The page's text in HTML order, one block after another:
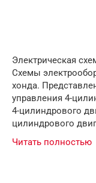
Электрическая
Схемы
хонда.
управления 4-
4-цилиндрового
цилиндрового
Читать полностью